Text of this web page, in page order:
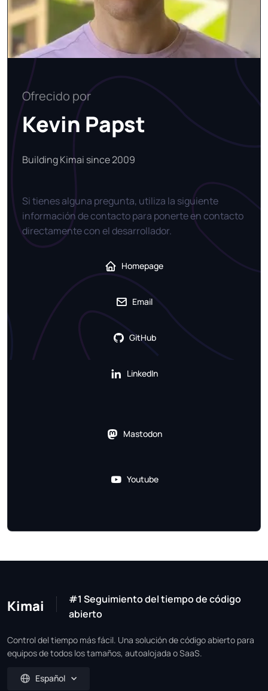
Ofrecido por
Kevin Papst
Building Kimai since 2009
Si tienes alguna pregunta, utiliza la siguiente
información de contacto para ponerte en contacto
directamente con el desarrollador.
Homepage
Email
GitHub
LinkedIn
Mastodon
Youtube
Kimai
#1 Seguimiento del tiempo de código
abierto
Control del tiempo más fácil. Una solución de código abierto para
equipos de todos los tamaños, autoalojada o SaaS.
Español